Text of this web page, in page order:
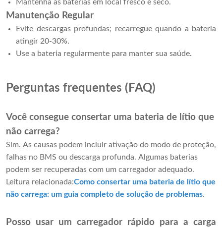
Mantenha as baterias em local fresco e seco.
Manutenção Regular
Evite descargas profundas; recarregue quando a bateria
atingir 20-30%.
Use a bateria regularmente para manter sua saúde.
Perguntas frequentes (FAQ)
Você consegue consertar uma bateria de lítio que
não carrega?
Sim. As causas podem incluir ativação do modo de proteção,
falhas no BMS ou descarga profunda. Algumas baterias
podem ser recuperadas com um carregador adequado.
Leitura relacionada:Como consertar uma bateria de lítio que
não carrega: um guia completo de solução de problemas.
Posso usar um carregador rápido para a carga